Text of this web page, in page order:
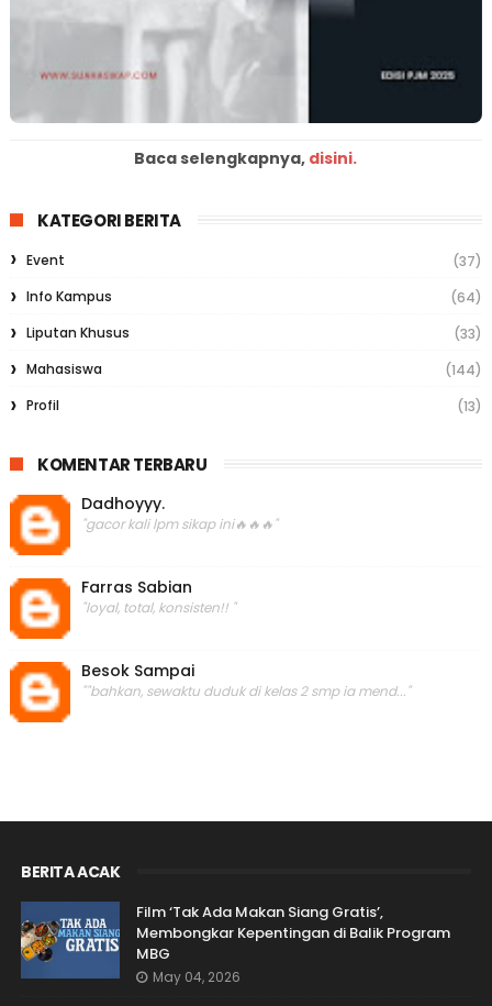
Baca selengkapnya, disini.
KATEGORI BERITA
Event
(37)
Info Kampus
(64)
Liputan Khusus
(33)
Mahasiswa
(144)
Profil
(13)
KOMENTAR TERBARU
Dadhoyyy.
"gacor kali lpm sikap ini🔥🔥🔥"
Farras Sabian
"loyal, total, konsisten!! "
Besok Sampai
""bahkan, sewaktu duduk di kelas 2 smp ia mend..."
BERITA ACAK
Film ‘Tak Ada Makan Siang Gratis’,
Membongkar Kepentingan di Balik Program
MBG
May 04, 2026